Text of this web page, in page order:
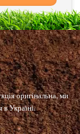
оригінальна, ми
Україні.